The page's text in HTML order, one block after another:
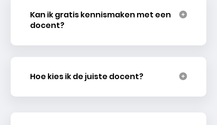
Kan ik gratis kennismaken met een
docent?
Hoe kies ik de juiste docent?